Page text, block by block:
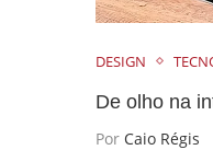
DESIGN
De olho na
Por Caio Régis